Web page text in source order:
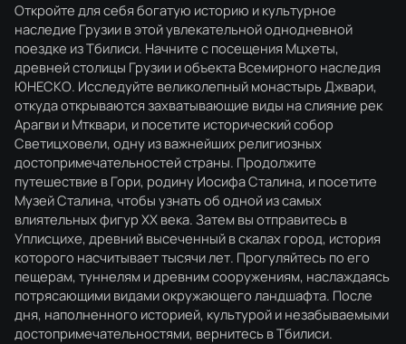
Откройте для себя богатую историю и культурное
наследие Грузии в этой увлекательной однодневной
поездке из Тбилиси. Начните с посещения Мцхеты,
древней столицы Грузии и объекта Всемирного наследия
ЮНЕСКО. Исследуйте великолепный монастырь Джвари,
откуда открываются захватывающие виды на слияние рек
Арагви и Мтквари, и посетите исторический собор
Светицховели, одну из важнейших религиозных
достопримечательностей страны. Продолжите
путешествие в Гори, родину Иосифа Сталина, и посетите
Музей Сталина, чтобы узнать об одной из самых
влиятельных фигур XX века. Затем вы отправитесь в
Уплисцихе, древний высеченный в скалах город, история
которого насчитывает тысячи лет. Прогуляйтесь по его
пещерам, туннелям и древним сооружениям, наслаждаясь
потрясающими видами окружающего ландшафта. После
дня, наполненного историей, культурой и незабываемыми
достопримечательностями, вернитесь в Тбилиси.